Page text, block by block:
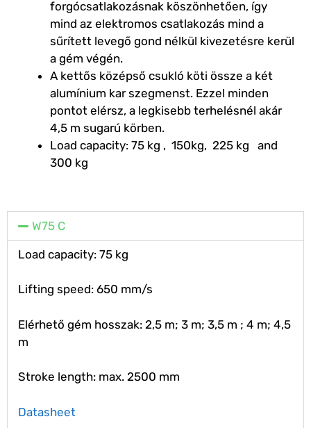
forgócsatlakozásnak köszönhetően, így
mind az elektromos csatlakozás mind a
sűrített levegő gond nélkül kivezetésre kerül
a gém végén.
A kettős középső csukló köti össze a két
alumínium kar szegmenst. Ezzel minden
pontot elérsz, a legkisebb terhelésnél akár
4,5 m sugarú körben.
Load capacity: 75 kg , 150kg, 225 kg and
300 kg
W75 C
Load capacity: 75 kg
Lifting speed: 650 mm/s
Elérhető gém hosszak: 2,5 m; 3 m; 3,5 m ; 4 m; 4,5
m
Stroke length: max. 2500 mm
Datasheet